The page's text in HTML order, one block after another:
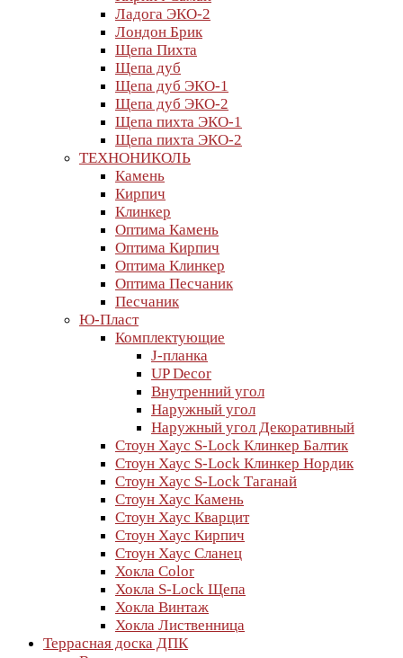
Ладога ЭКО-2
Лондон Брик
Щепа Пихта
Щепа дуб
Щепа дуб ЭКО-1
Щепа дуб ЭКО-2
Щепа пихта ЭКО-1
Щепа пихта ЭКО-2
ТЕХНОНИКОЛЬ
Камень
Кирпич
Клинкер
Оптима Камень
Оптима Кирпич
Оптима Клинкер
Оптима Песчаник
Песчаник
Ю-Пласт
Комплектующие
J-планка
UP Decor
Внутренний угол
Наружный угол
Наружный угол Декоративный
Стоун Хаус S-Lock Клинкер Балтик
Стоун Хаус S-Lock Клинкер Нордик
Стоун Хаус S-Lock Таганай
Стоун Хаус Камень
Стоун Хаус Кварцит
Стоун Хаус Кирпич
Стоун Хаус Сланец
Хокла Color
Хокла S-Lock Щепа
Хокла Винтаж
Хокла Лиственница
Террасная доска ДПК